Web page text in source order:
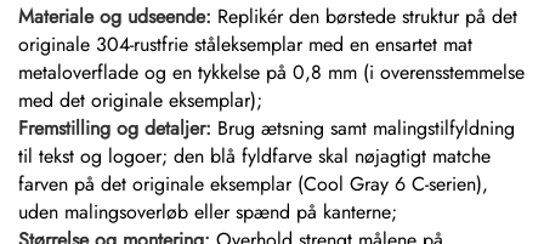
Materiale og udseende: Replikér den børstede struktur på det
originale 304-rustfrie ståleksemplar med en ensartet mat
metaloverflade og en tykkelse på 0,8 mm (i overensstemmelse
med det originale eksemplar);
Fremstilling og detaljer: Brug ætsning samt malingstilfyldning
til tekst og logoer; den blå fyldfarve skal nøjagtigt matche
farven på det originale eksemplar (Cool Gray 6 C-serien),
uden malingsoverløb eller spænd på kanterne;